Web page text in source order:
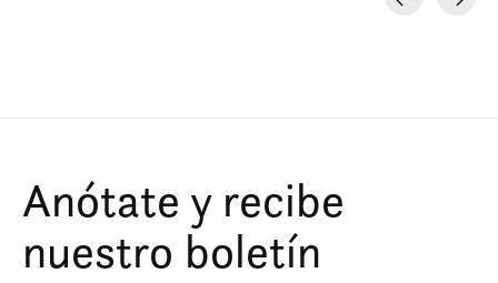
Anótate y recibe
nuestro boletín